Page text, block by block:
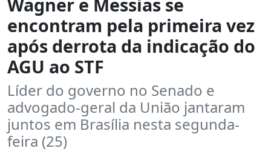
encontram pela primeira vez
após derrota da indicação do
AGU ao STF
Líder do governo no Senado e
advogado-geral da União jantaram
juntos em Brasília nesta segunda-
feira (25)